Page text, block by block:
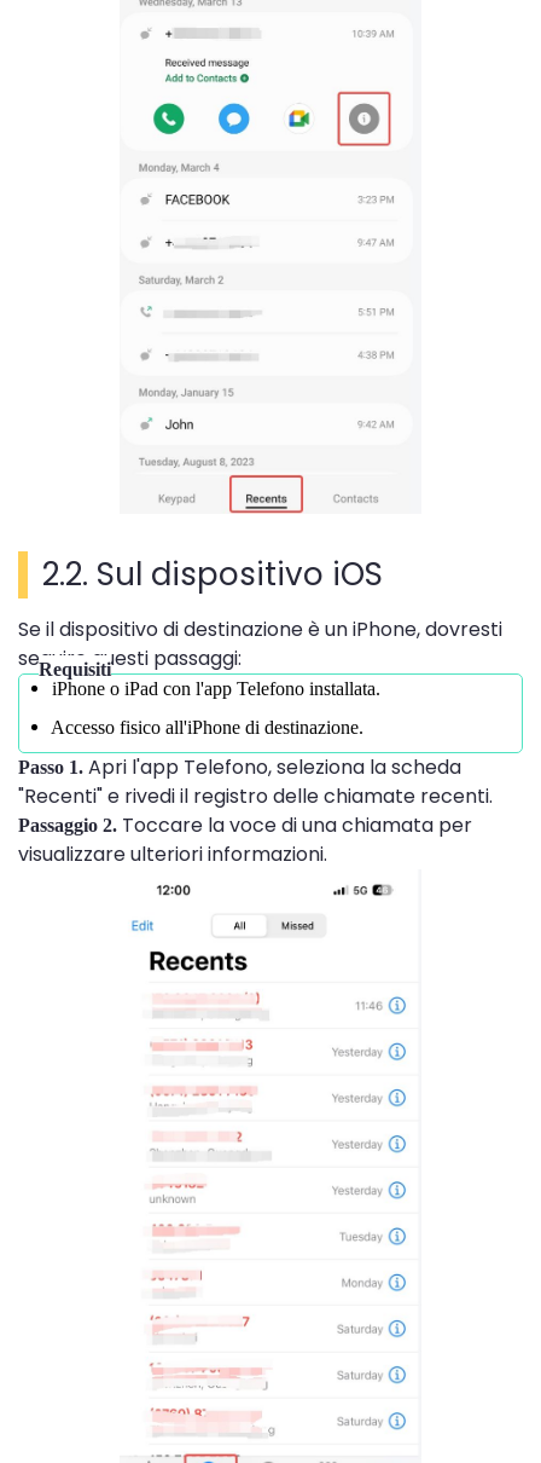
2.2. Sul dispositivo iOS
Se il dispositivo di destinazione è un iPhone, dovresti
seguire questi passaggi:
Requisiti
iPhone o iPad con l'app Telefono installata.
Accesso fisico all'iPhone di destinazione.
Passo 1. Apri l'app Telefono, seleziona la scheda
"Recenti" e rivedi il registro delle chiamate recenti.
Passaggio 2. Toccare la voce di una chiamata per
visualizzare ulteriori informazioni.